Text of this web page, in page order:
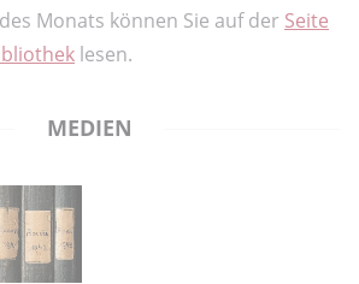
Monats können Sie auf der Seite
lesen.
MEDIEN